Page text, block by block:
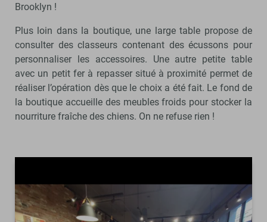
Brooklyn !
Plus loin dans la boutique, une large table propose de
consulter des classeurs contenant des écussons pour
personnaliser les accessoires. Une autre petite table
avec un petit fer à repasser situé à proximité permet de
réaliser l’opération dès que le choix a été fait. Le fond de
la boutique accueille des meubles froids pour stocker la
nourriture fraîche des chiens. On ne refuse rien !